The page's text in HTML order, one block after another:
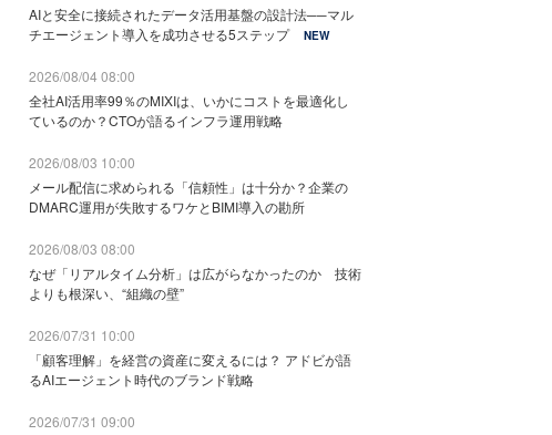
AIと安全に接続されたデータ活用基盤の設計法──マル
チエージェント導入を成功させる5ステップ
NEW
2026/08/04 08:00
全社AI活用率99％のMIXIは、いかにコストを最適化し
ているのか？CTOが語るインフラ運用戦略
2026/08/03 10:00
メール配信に求められる「信頼性」は十分か？企業の
DMARC運用が失敗するワケとBIMI導入の勘所
2026/08/03 08:00
なぜ「リアルタイム分析」は広がらなかったのか 技術
よりも根深い、“組織の壁”
2026/07/31 10:00
「顧客理解」を経営の資産に変えるには？ アドビが語
るAIエージェント時代のブランド戦略
2026/07/31 09:00